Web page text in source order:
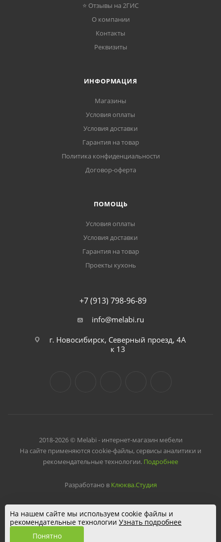
⭐ Отзывы на 2ГИС
О компании
Контакты
Реквизиты
ИНФОРМАЦИЯ
Магазины
Условия оплаты
Условия доставки
Гарантия на товар
Политика конфиденциальности
Договор-оферта
ПОМОЩЬ
Условия оплаты
Условия доставки
Гарантия на товар
Проекты кухонь
+7 (913) 798-96-89
info@melabi.ru
г. Новосибирск, Северный проезд, 4А
к 13
2018-2026 © Melabi - интернет-магазин мебели
На сайте применяются cookie-файлы, сервисы аналитики и
рекомендательные технологии. Подробнее
Разработано в Клюква.Студия
На нашем сайте мы используем cookie файлы и
рекомендательные технологии Узнать подробнее
Понятно